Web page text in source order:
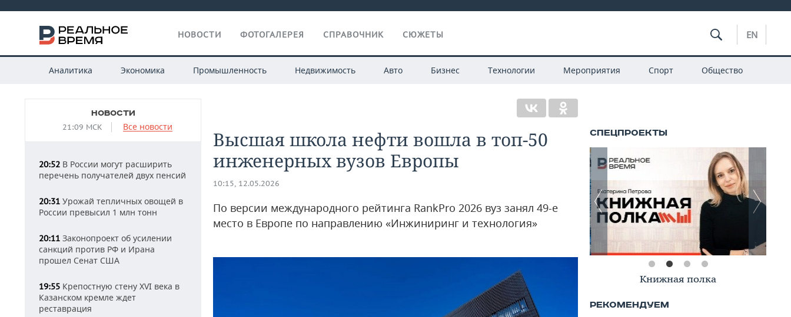
НОВОСТИ ФОТОГАЛЕРЕЯ СПРАВОЧНИК СЮЖЕТЫ EN
Аналитика Экономика Промышленность Недвижимость Авто Бизнес Технологии Мероприятия Спорт Общество
НОВОСТИ
21:09 МСК Все новости
20:52 В России могут расширить
перечень получателей двух пенсий
20:31 Урожай тепличных овощей в
России превысил 1 млн тонн
20:11 Законопроект об усилении
санкций против РФ и Ирана
прошел Сенат США
19:55 Крепостную стену XVI века в
Казанском кремле ждет
реставрация
Высшая школа нефти вошла в топ-50
инженерных вузов Европы
10:15, 12.05.2026
По версии международного рейтинга RankPro 2026 вуз занял 49-е
место в Европе по направлению «Инжиниринг и технология»
Книжная полка